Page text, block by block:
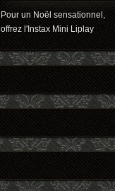
Pour un Noël sensationnel,
offrez l'Instax Mini Liplay